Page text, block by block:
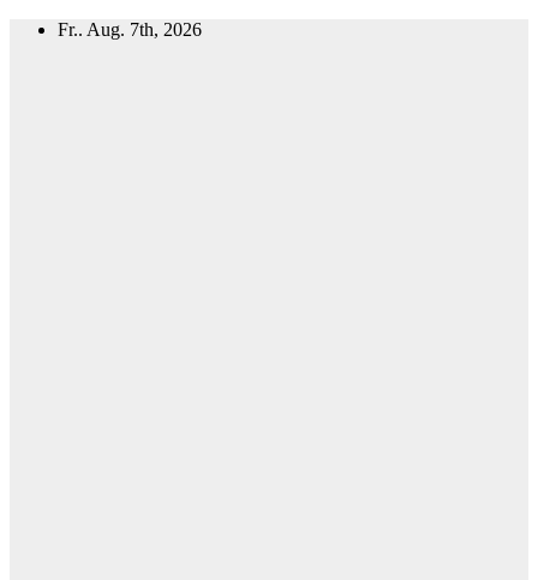
Zum
Fr.. Aug. 7th, 2026